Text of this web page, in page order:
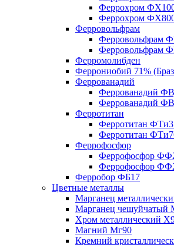
Феррохром
Феррохром
Ферровольфрам
Ферровольфрам
Ферровольфрам
Ферромолибден
Феррониобий 71%
Феррованадий
Феррованадий
Феррованадий
Ферротитан
Ферротитан
Ферротитан
Феррофосфор
Феррофосфор
Феррофосфор
Ферробор ФБ17
Цветные металлы
Марганец
Марганец чешуйчатый
Хром металлический
Магний Мг90
Кремний